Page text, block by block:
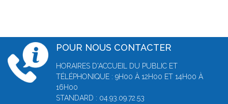
POUR NOUS CONTACTER
HORAIRES D'ACCUEIL DU PUBLIC ET
TÉLÉPHONIQUE : 9H00 À 12H00 ET 14H00 À
16H00
STANDARD : 04.93.09.72.53